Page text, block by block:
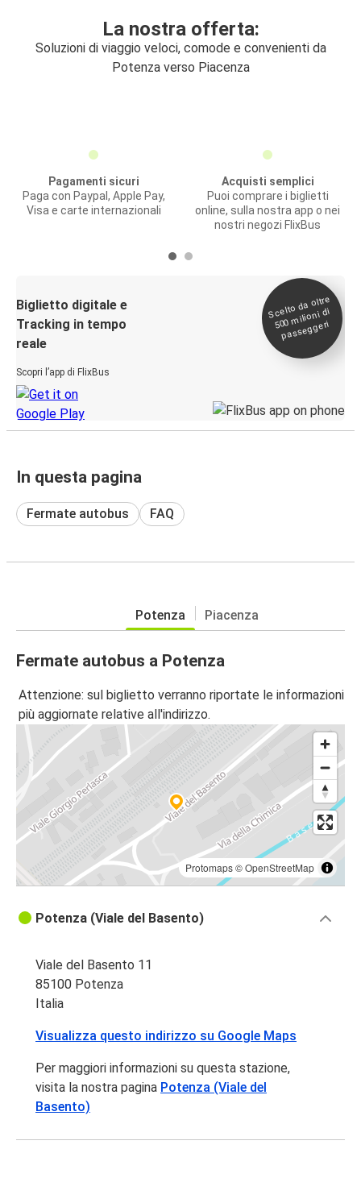
La nostra offerta:
Soluzioni di viaggio veloci, comode e convenienti da
Potenza verso Piacenza
Pagamenti sicuri
Paga con Paypal, Apple Pay,
Visa e carte internazionali
Acquisti semplici
Puoi comprare i biglietti
online, sulla nostra app o nei
nostri negozi FlixBus
Biglietto digitale e
Tracking in tempo
reale
Scopri l’app di FlixBus
Scelto da oltre
500
milioni di
passeggeri
In questa pagina
Fermate autobus FAQ
Potenza Piacenza
Fermate autobus a Potenza
Attenzione: sul biglietto verranno riportate le informazioni
più aggiornate relative all'indirizzo.
Protomaps©OpenStreetMap
Potenza (Viale del Basento)
Viale del Basento 11
85100 Potenza
Italia
Visualizza questo indirizzo su Google Maps
Per maggiori informazioni su questa stazione,
visita la nostra pagina Potenza (Viale del
Basento)